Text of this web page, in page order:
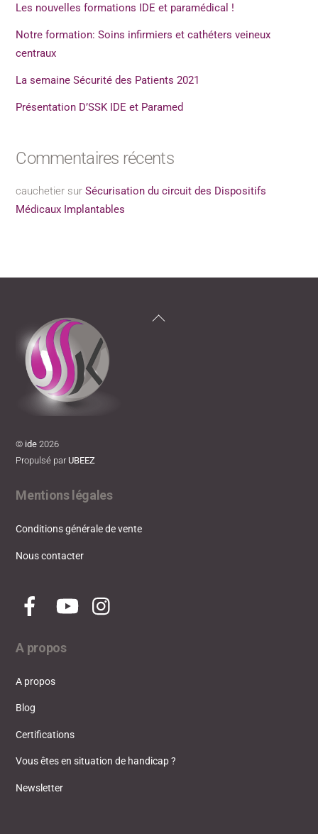
Les nouvelles formations IDE et paramédical !
Notre formation: Soins infirmiers et cathéters veineux
centraux
La semaine Sécurité des Patients 2021
Présentation D’SSK IDE et Paramed
Commentaires récents
cauchetier surSécurisation du circuit des Dispositifs
Médicaux Implantables
Back
© ide 2026
Propulsé par UBEEZ
Mentions légales
Conditions générale de vente
Nous contacter
A propos
A propos
Blog
Certifications
Vous êtes en situation de handicap ?
Newsletter